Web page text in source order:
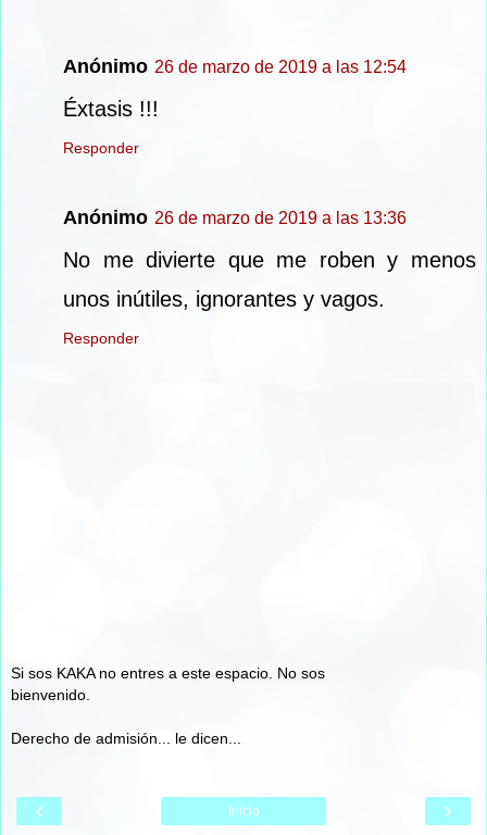
Anónimo 26 de marzo de 2019 a las 12:54
Éxtasis !!!
Responder
Anónimo 26 de marzo de 2019 a las 13:36
No me divierte que me roben y menos
unos inútiles, ignorantes y vagos.
Responder
Si sos KAKA no entres a este espacio. No sos
bienvenido.
Derecho de admisión... le dicen...
‹ ›
Inicio